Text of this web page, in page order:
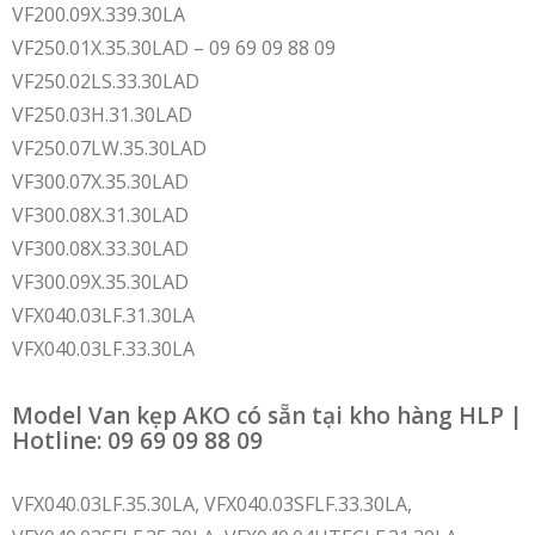
VF200.09X.339.30LA
VF250.01X.35.30LAD – 09 69 09 88 09
VF250.02LS.33.30LAD
VF250.03H.31.30LAD
VF250.07LW.35.30LAD
VF300.07X.35.30LAD
VF300.08X.31.30LAD
VF300.08X.33.30LAD
VF300.09X.35.30LAD
VFX040.03LF.31.30LA
VFX040.03LF.33.30LA
Model Van kẹp AKO có sẵn tại kho hàng HLP |
Hotline: 09 69 09 88 09
VFX040.03LF.35.30LA, VFX040.03SFLF.33.30LA,